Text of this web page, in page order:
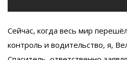
Сейчас, когда весь мир
контроль и водительство, я,